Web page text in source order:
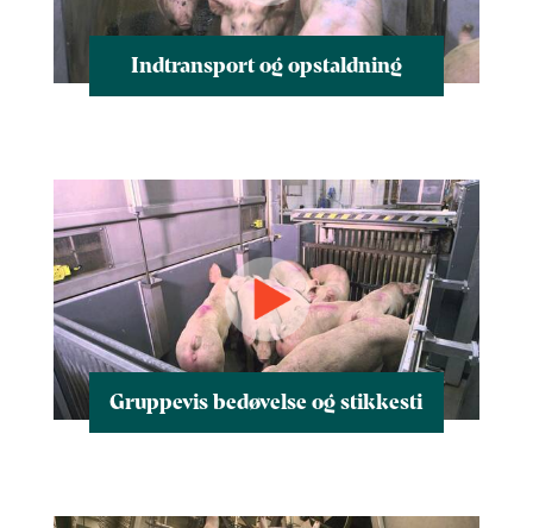
Indtransport og opstaldning
Gruppevis bedøvelse og stikkesti